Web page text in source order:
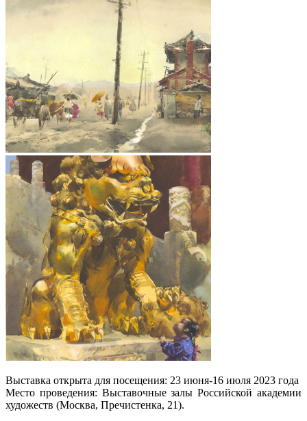
Выставка открыта для посещения: 23 июня-16 июля 2023 года
Место проведения: Выставочные залы Российской академии
художеств (Москва, Пречистенка, 21).